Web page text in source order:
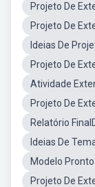
Projeto De
Projeto De
Ideias De
Projeto De
Atividade
Projeto De
Relatório
Ideias De
Modelo
Projeto De